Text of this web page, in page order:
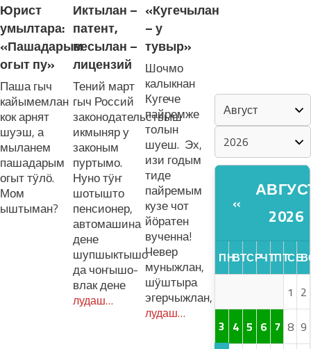
Юрист
умылтара:
«Пашадарым
огыт пу»
Паша гыч
кайымемлан
кок арнят
шуэш, а
мыланем
пашадарым
огыт тӱлӧ.
Мом
ыштыман?
Иктылан –
патент,
весылан –
лицензий
Тений март
гыч Россий
законодательствыш
икмыняр у
законым
пуртымо.
Нуно тӱҥ
шотышто
пенсионер,
автомашина
дене
шупшыктышо
да чоҥышо-
влак дене
лудаш…
«Кугечылан
– у
тувыр»
Шочмо
калыкнан
Кугече
пайремже
толын
шуеш. Эх,
изи годым
тиде
пайремым
кузе чот
йӧратен
вученна!
Чевер
муныжлан,
шӱштыра
эгерчыжлан,
лудаш…
«
2026
ПНВТСРЧТПТСБ
1 2
3 4 5 6 7 8 9